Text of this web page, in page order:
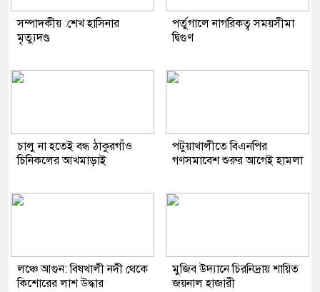
সম্পাদকীয় :শেখ হাসিনার
মৃত্যুদণ্ড
পর্তুগালে নাগরিকত্ব সময়সীমা
দ্বিগুণ
চালু না হতেই বন্ধ ঠাকুরগাঁও
চিনিকলের আখমাড়াই
পটুয়াখালীতে বিএনপির
গণসমাবেশ শুরুর আগেই হামলা
লঞ্চে আগুন: বিষখালী নদী থেকে
কিশোরের লাশ উদ্ধার
মুজিব উদ্যানে চিরনিদ্রায় শায়িত
জয়নাল হাজারী